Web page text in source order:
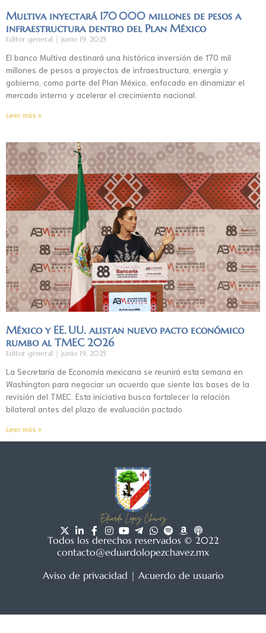
Multiva inyectará 170 000 millones de pesos a
infraestructura dentro del Plan México
Editor general junio 19, 2025
El banco Multiva destinará una histórica inversión de 170 mil
millones de pesos a proyectos de infraestructura, energía y
gobierno, como parte del Plan México, enfocado en dinamizar el
mercado interno y acelerar el crecimiento nacional.
Leer más »
México y EE. UU. alistan nuevo pacto económico
rumbo al TMEC 2026
Editor general junio 19, 2025
La Secretaría de Economía mexicana se reunirá esta semana en
Washington para negociar un acuerdo que siente las bases de la
revisión del TMEC. Esta iniciativa busca fortalecer la relación
bilateral antes del plazo de evaluación pactado.
Leer más »
Todos los derechos reservados © 2022
contacto@eduardolopezchavez.mx
Aviso de privacidad | Acuerdo de usuario